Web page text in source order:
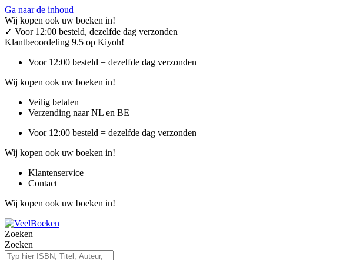
Ga naar de inhoud
Wij kopen ook uw boeken in!
✓ Voor 12:00 besteld, dezelfde dag verzonden
Klantbeoordeling 9.5 op Kiyoh!
Voor 12:00 besteld = dezelfde dag verzonden
Wij kopen ook uw boeken in!
Veilig betalen
Verzending naar NL en BE
Voor 12:00 besteld = dezelfde dag verzonden
Wij kopen ook uw boeken in!
Klantenservice
Contact
Wij kopen ook uw boeken in!
Zoeken
Zoeken